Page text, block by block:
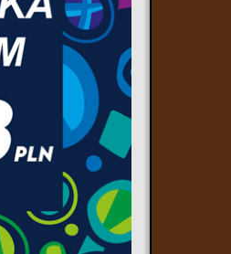
oraz
oraz skuteczność
ramach militarnego